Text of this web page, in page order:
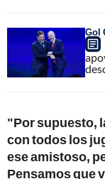
Gol
"Por supuesto,
con todos los
ese amistoso,
Pensamos que